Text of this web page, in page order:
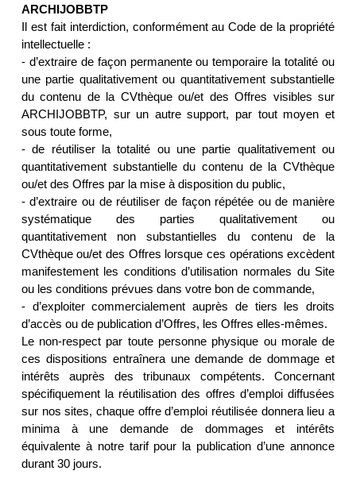
ARCHIJOBBTP
Il est fait interdiction, conformément au Code de la propriété
intellectuelle :
- d’extraire de façon permanente ou temporaire la totalité ou
une partie qualitativement ou quantitativement substantielle
du contenu de la CVthèque ou/et des Offres visibles sur
ARCHIJOBBTP, sur un autre support, par tout moyen et
sous toute forme,
- de réutiliser la totalité ou une partie qualitativement ou
quantitativement substantielle du contenu de la CVthèque
ou/et des Offres par la mise à disposition du public,
- d’extraire ou de réutiliser de façon répétée ou de manière
systématique des parties qualitativement ou
quantitativement non substantielles du contenu de la
CVthèque ou/et des Offres lorsque ces opérations excèdent
manifestement les conditions d’utilisation normales du Site
ou les conditions prévues dans votre bon de commande,
- d’exploiter commercialement auprès de tiers les droits
d’accès ou de publication d’Offres, les Offres elles-mêmes.
Le non-respect par toute personne physique ou morale de
ces dispositions entraînera une demande de dommage et
intérêts auprès des tribunaux compétents. Concernant
spécifiquement la réutilisation des offres d’emploi diffusées
sur nos sites, chaque offre d’emploi réutilisée donnera lieu a
minima à une demande de dommages et intérêts
équivalente à notre tarif pour la publication d’une annonce
durant 30 jours.